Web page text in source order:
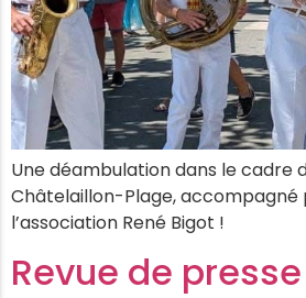
Une déambulation dans le cadre
Châtelaillon-Plage, accompagné
l’association René Bigot !
Revue de presse